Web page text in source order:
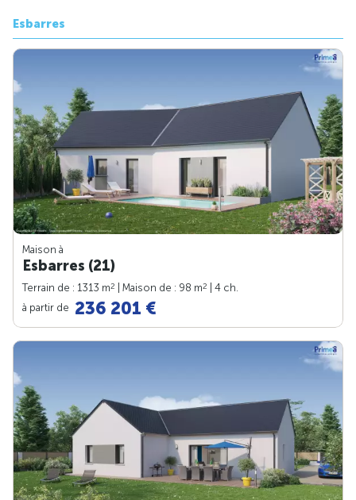
Esbarres
Maison à
Esbarres (21)
Terrain de : 1313 m2 | Maison de : 98 m2
| 4 ch.
à partir de 236 201 €